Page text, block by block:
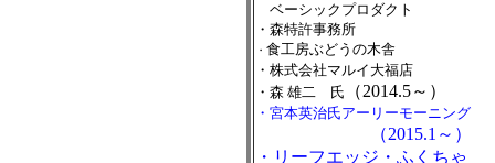
ベーシックプロダクト
・森特許事務所
・ 食工房ぶどうの木舎
・株式会社マルイ大福店
・森 雄二 氏
（2014.5～）
・宮本英治氏アーリーモーニング
（2015.1～）
・リーフエッジ・ふくちゃ